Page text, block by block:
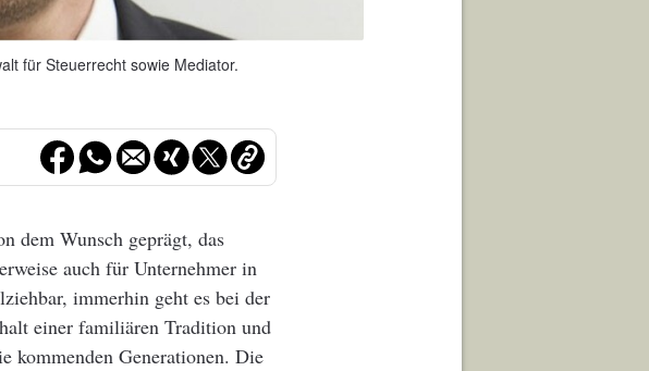
für Steuerrecht sowie Mediator.
dem Wunsch geprägt, das
auch für Unternehmer in
immerhin geht es bei der
einer familiären Tradition und
kommenden Generationen. Die